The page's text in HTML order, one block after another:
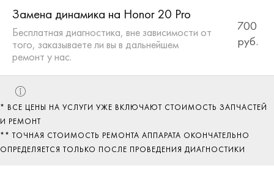
Замена динамика на Honor 20 Pro
Бесплатная диагностика, вне зависимости от
того, заказываете ли вы в дальнейшем
ремонт у нас.
700
руб.
* ВСЕ ЦЕНЫ НА УСЛУГИ УЖЕ ВКЛЮЧАЮТ СТОИМОСТЬ ЗАПЧАСТЕЙ
И РЕМОНТ
** ТОЧНАЯ СТОИМОСТЬ РЕМОНТА АППАРАТА ОКОНЧАТЕЛЬНО
ОПРЕДЕЛЯЕТСЯ ТОЛЬКО ПОСЛЕ ПРОВЕДЕНИЯ ДИАГНОСТИКИ